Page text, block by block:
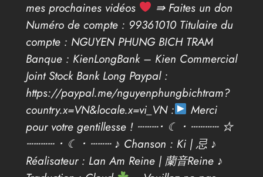
mes prochaines vidéos
⇛ Faites un don
Numéro de compte : 99361010 Titulaire du
compte : NGUYEN PHUNG BICH TRAM
Banque : KienLongBank – Kien Commercial
Joint Stock Bank Long Paypal :
https://paypal.me/nguyenphungbichtram?
country.x=VN&locale.x=vi_VN :
Merci
pour votre gentillesse ! ┄┄┄･ ☾ ･ ┄┄┄┄ ☆
┄┄┄┄ ･ ☾ ･ ┄┄┄ ♪ Chanson : Ki | 忌 ♪
Réalisateur : Lan Am Reine | 蘭音Reine ♪